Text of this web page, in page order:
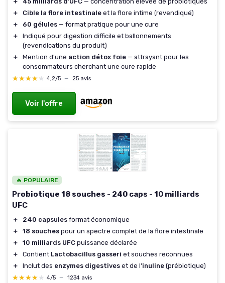
＋
Cible la flore intestinale et la flore intime (revendiqué)
＋
60 gélules — format pratique pour une cure
＋
Indiqué pour digestion difficile et ballonnements
(revendications du produit)
＋
Mention d'une action détox foie — attrayant pour les
consommateurs cherchant une cure rapide
★★★★★
★★★★★ 4,2/5 — 25 avis
Voir l'offre
🔥 POPULAIRE
Probiotique 18 souches - 240 caps - 10 milliards
UFC
＋ 240 capsules format économique
＋
18 souches pour un spectre complet de la flore intestinale
＋
10 milliards UFC puissance déclarée
＋
Contient Lactobacillus gasseri et souches reconnues
＋
Inclut des enzymes digestives et de l'inuline (prébiotique)
★★★★★
★★★★★ 4/5 — 1234 avis